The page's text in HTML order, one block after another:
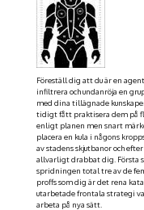
Föreställ dig att du är en
infiltrera och undanröja en
med dina tillägnade
tidigt fått praktisera dem på
enligt planen men snart
placera en kula i någons
av stadens skjutbanor och
allvarligt drabbat dig. Första
spridningen total tre av de
proffs som dig är det rena
utarbetade frontala strategi
arbeta på nya sätt.